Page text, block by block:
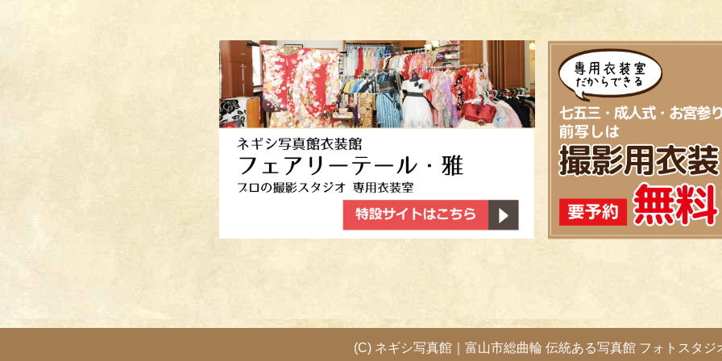
(C) ネギシ写真館｜富山市総曲輪 伝統ある写真館 フォトスタジ